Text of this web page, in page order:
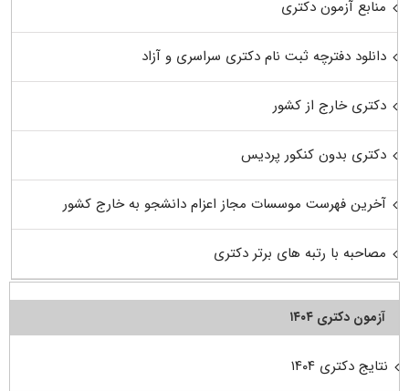
منابع آزمون دکتری
دانلود دفترچه ثبت نام دکتری سراسری و آزاد
دکتری خارج از کشور
دکتری بدون کنکور پردیس
آخرین فهرست موسسات مجاز اعزام دانشجو به خارج کشور
مصاحبه با رتبه های برتر دکتری
آزمون دکتری ۱۴۰۴
نتایج دکتری ۱۴۰۴